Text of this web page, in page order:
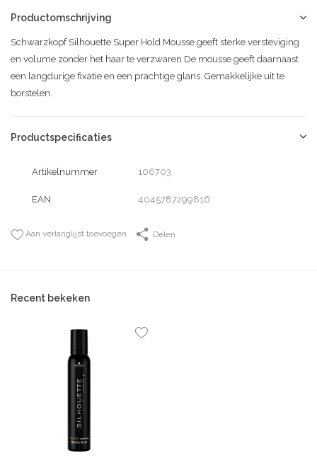
Productomschrijving
Schwarzkopf Silhouette Super Hold Mousse geeft sterke versteviging
en volume zonder het haar te verzwaren.De mousse geeft daarnaast
een langdurige fixatie en een prachtige glans. Gemakkelijke uit te
borstelen.
Productspecificaties
Artikelnummer 106703
EAN 4045787299816
Aan verlanglijst toevoegen Delen
Recent bekeken